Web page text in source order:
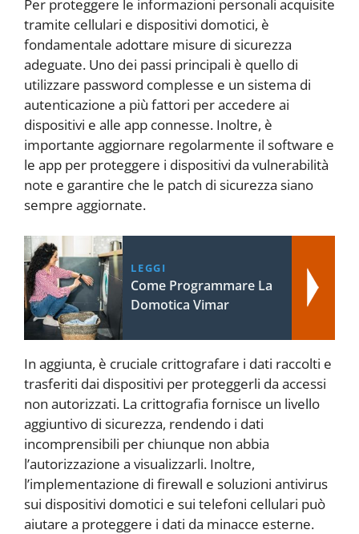
Per proteggere le informazioni personali acquisite
tramite cellulari e dispositivi domotici, è
fondamentale adottare misure di sicurezza
adeguate. Uno dei passi principali è quello di
utilizzare password complesse e un sistema di
autenticazione a più fattori per accedere ai
dispositivi e alle app connesse. Inoltre, è
importante aggiornare regolarmente il software e
le app per proteggere i dispositivi da vulnerabilità
note e garantire che le patch di sicurezza siano
sempre aggiornate.
LEGGI
Come Programmare La
Domotica Vimar
In aggiunta, è cruciale crittografare i dati raccolti e
trasferiti dai dispositivi per proteggerli da accessi
non autorizzati. La crittografia fornisce un livello
aggiuntivo di sicurezza, rendendo i dati
incomprensibili per chiunque non abbia
l’autorizzazione a visualizzarli. Inoltre,
l’implementazione di firewall e soluzioni antivirus
sui dispositivi domotici e sui telefoni cellulari può
aiutare a proteggere i dati da minacce esterne.